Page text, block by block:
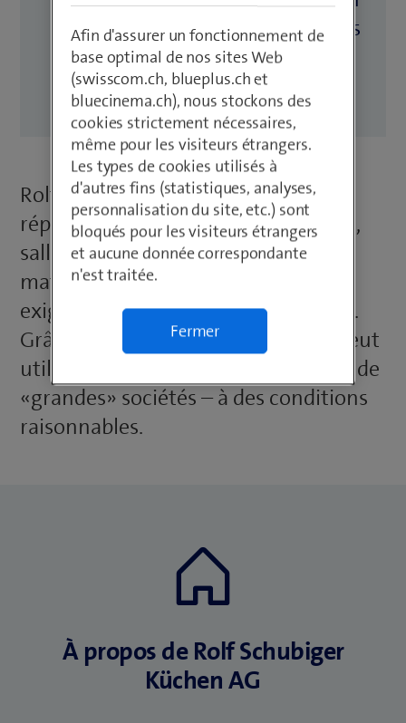
TIC englobe plusieurs services
Swisscom parfaitement
orchestrés.
Rolf Schubiger est un fournisseur
réputé d’aménagements de cuisines,
salles de bains et autres pièces. En
matière de TIC, la PME est aussi
exigeante qu’une grande entreprise.
Grâce à Swisscom, Rolf Schubiger peut
utiliser les mêmes solutions TIC que de
«grandes» sociétés – à des conditions
raisonnables.
À propos de Rolf Schubiger
Küchen AG
Afin d'assurer un fonctionnement de
base optimal de nos sites Web
(swisscom.ch, blueplus.ch et
bluecinema.ch), nous stockons des
cookies strictement nécessaires,
même pour les visiteurs étrangers.
Les types de cookies utilisés à
d'autres fins (statistiques, analyses,
personnalisation du site, etc.) sont
bloqués pour les visiteurs étrangers
et aucune donnée correspondante
n'est traitée.
Fermer